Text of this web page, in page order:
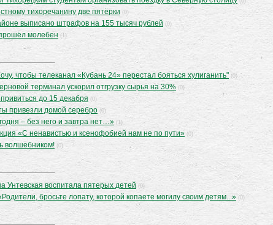
тихоречанину две пятёрки (0)
выписано штрафов на 155 тысяч рублей (0)
молебен (1)
чтобы телеканал «Кубань 24» перестал бояться хулиганить" (0)
терминал ускорил отгрузку сырья на 30% (0)
до 15 декабря (0)
привезли домой серебро (0)
– без него и завтра нет…» (1)
«С ненавистью и ксенофобией нам не по пути» (0)
волшебником! (0)
Унтевская воспитала пятерых детей (0)
бросьте лопату, которой копаете могилу своим детям...» (0)